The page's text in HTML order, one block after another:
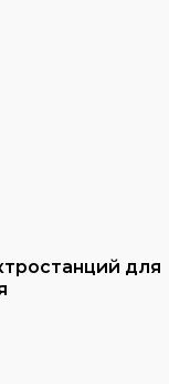
для